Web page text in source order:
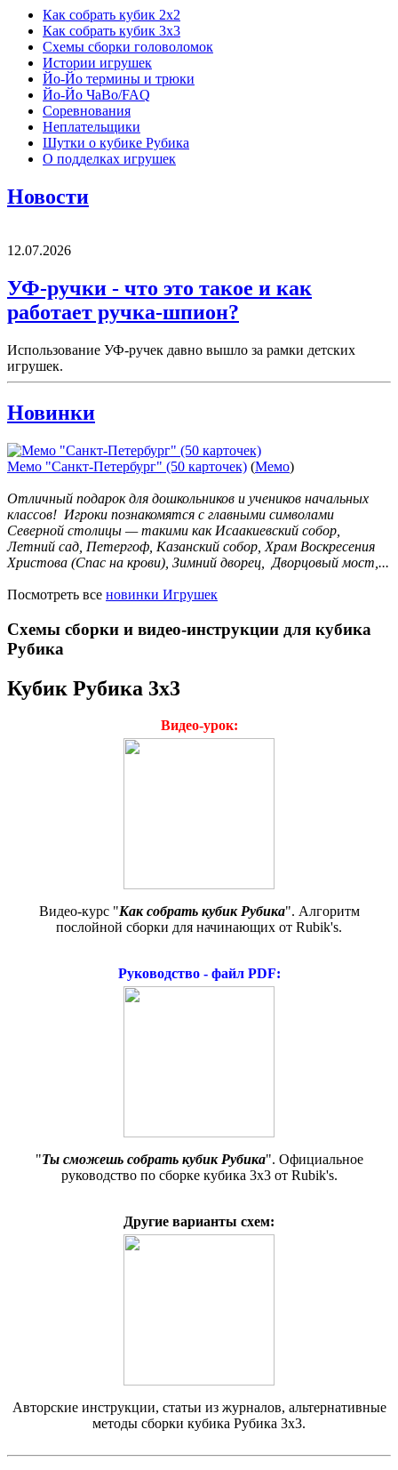
Как собрать кубик 2х2
Как собрать кубик 3х3
Схемы сборки головоломок
Истории игрушек
Йо-Йо термины и трюки
Йо-Йо ЧаВо/FAQ
Соревнования
Неплательщики
Шутки о кубике Рубика
О подделках игрушек
Новости
12.07.2026
УФ-ручки - что это такое и как
работает ручка-шпион?
Использование УФ-ручек давно вышло за рамки детских
игрушек.
Новинки
Мемо "Санкт-Петербург" (50 карточек) (Мемо)
Отличный подарок для дошкольников и учеников начальных
классов! Игроки познакомятся с главными символами
Северной столицы — такими как Исаакиевский собор,
Летний сад, Петергоф, Казанский собор, Храм Воскресения
Христова (Спас на крови), Зимний дворец, Дворцовый мост,...
Посмотреть все новинки Игрушек
Схемы сборки и видео-инструкции для кубика
Рубика
Кубик Рубика 3х3
Видео-урок:
Видео-курс "Как собрать кубик Рубика". Алгоритм
послойной сборки для начинающих от Rubik's.
Руководство - файл PDF:
"Ты сможешь собрать кубик Рубика". Официальное
руководство по сборке кубика 3х3 от Rubik's.
Другие варианты схем:
Авторские инструкции, статьи из журналов, альтернативные
методы сборки кубика Рубика 3х3.